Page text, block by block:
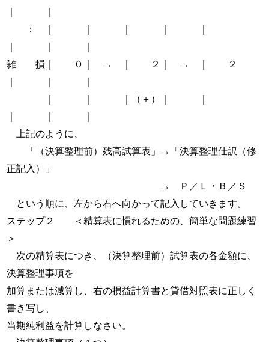
： ｜ ｜ ｜ ｜ ｜
雑 損｜ ０｜ → ｜ ２｜ → ｜ ２
｜ ｜ ｜（＋）｜ ｜
上記のように、
「（決算整理前）残高試算表」→「決算整理仕訳（修
正記入）」
→ Ｐ／Ｌ・Ｂ／Ｓ
という順に、左から右へ向かって記入していきます。
ステップ２ ＜精算表に慣れるための、簡単な問題練習
＞
次の精算表につき、（決算整理前）試算表の各金額に、
決算整理事項を
加算または減算し、右の損益計算書と貸借対照表に正しく
書き写し、
当期純利益を計算しなさい。